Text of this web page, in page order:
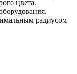
цвета.
радиусом